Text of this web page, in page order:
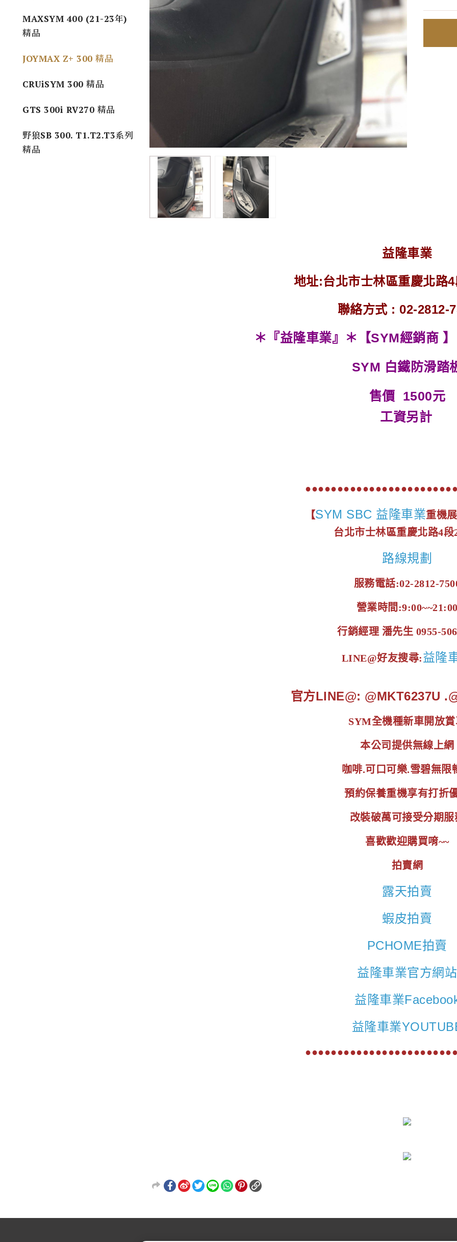
MAXSYM 400 (21-23年)
精品
JOYMAX Z+ 300 精品
CRUiSYM 300 精品
GTS 300i RV270 精品
野狼SB 300. T1.T2.T3系列
精品
益隆車業
地址:台北市士林區重慶北路
聯絡方式 : 02-2812-
＊『益隆車業』＊【SYM經銷商
SYM 白鐵防滑踏
售價 1500元
工資另計
【SYM SBC 益隆車業重機
台北市士林區重慶北路4段
路線規劃
服務電話:02-2812-
營業時間:9:00~~21:00
行銷經理 潘先生 0955-
LINE@好友搜尋:益隆
官方LINE@: @MKT6237U
SYM全機種新車開放
本公司提供無線上網
咖啡.可口可樂.雪碧無限
預約保養重機享有打折
改裝破萬可接受分期服
喜歡歡迎購買唷~~
拍賣網
露天拍賣
蝦皮拍賣
PCHOME拍賣
益隆車業官方網站
益隆車業
益隆車業